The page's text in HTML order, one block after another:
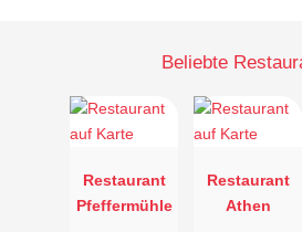
Beliebte
Restaurant
Pfeffermühle
Restaurant
Athen